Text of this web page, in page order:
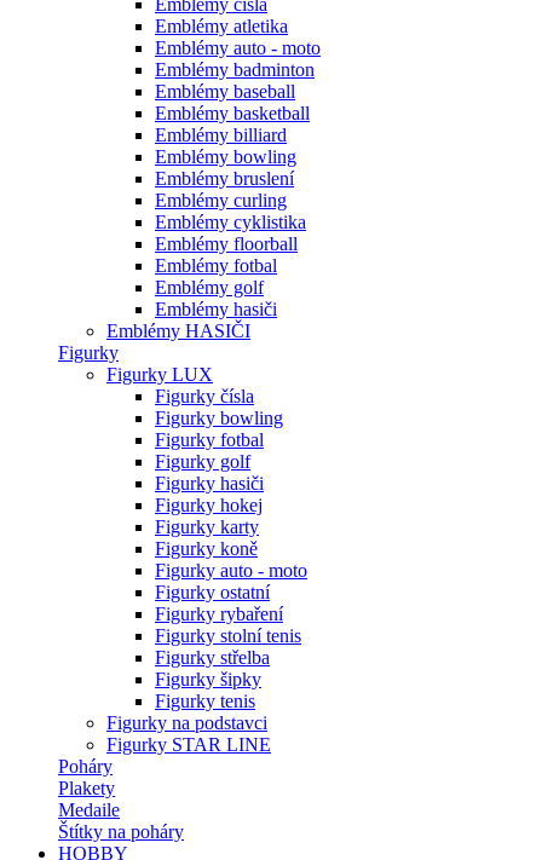
Emblémy čísla
Emblémy atletika
Emblémy auto - moto
Emblémy badminton
Emblémy baseball
Emblémy basketball
Emblémy billiard
Emblémy bowling
Emblémy bruslení
Emblémy curling
Emblémy cyklistika
Emblémy floorball
Emblémy fotbal
Emblémy golf
Emblémy hasiči
Emblémy HASIČI
Figurky
Figurky LUX
Figurky čísla
Figurky bowling
Figurky fotbal
Figurky golf
Figurky hasiči
Figurky hokej
Figurky karty
Figurky koně
Figurky auto - moto
Figurky ostatní
Figurky rybaření
Figurky stolní tenis
Figurky střelba
Figurky šipky
Figurky tenis
Figurky na podstavci
Figurky STAR LINE
Poháry
Plakety
Medaile
Štítky na poháry
HOBBY